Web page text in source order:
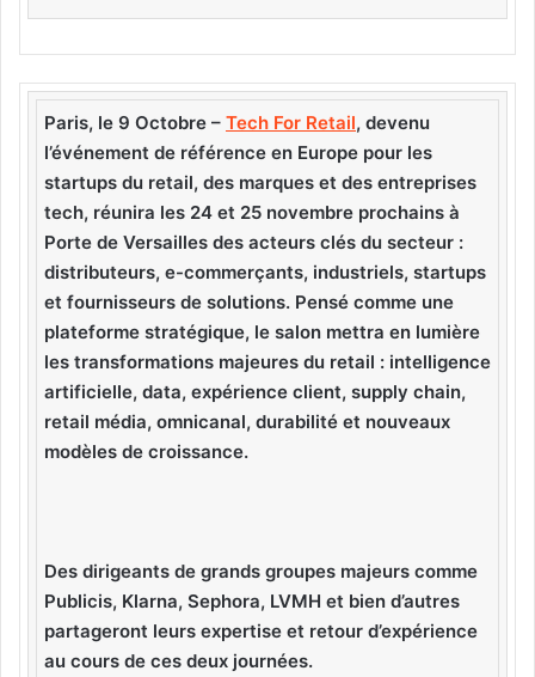
Paris, le 9 Octobre – Tech For Retail, devenu
l’événement de référence en Europe pour les
startups du retail, des marques et des entreprises
tech, réunira les 24 et 25 novembre prochains à
Porte de Versailles des acteurs clés du secteur :
distributeurs, e-commerçants, industriels, startups
et fournisseurs de solutions. Pensé comme une
plateforme stratégique, le salon mettra en lumière
les transformations majeures du retail : intelligence
artificielle, data, expérience client, supply chain,
retail média, omnicanal, durabilité et nouveaux
modèles de croissance.
Des dirigeants de grands groupes majeurs comme
Publicis, Klarna, Sephora, LVMH et bien d’autres
partageront leurs expertise et retour d’expérience
au cours de ces deux journées.